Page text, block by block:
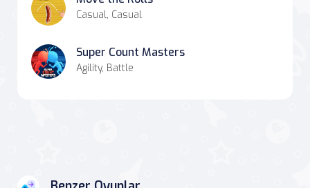
Casual, Casual
Super Count Masters
Agility, Battle